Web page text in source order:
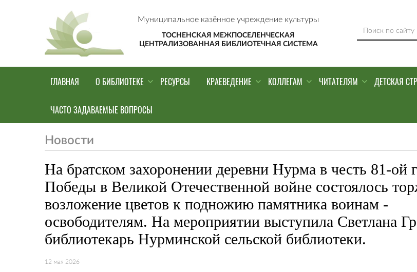
Муниципальное казённое учреждение культуры
ТОСНЕНСКАЯ МЕЖПОСЕЛЕНЧЕСКАЯ
ЦЕНТРАЛИЗОВАННАЯ БИБЛИОТЕЧНАЯ СИСТЕМА
ГЛАВНАЯ О БИБЛИОТЕКЕ РЕСУРСЫ КРАЕВЕДЕНИЕ КОЛЛЕГАМ ЧИТАТЕЛЯМ ДЕТСКАЯ
ЧАСТО ЗАДАВАЕМЫЕ ВОПРОСЫ
Новости
На братском захоронении деревни Нурма в честь 81-ой
Победы в Великой Отечественной войне состоялось
возложение цветов к подножию памятника воинам -
освободителям. На мероприятии выступила Светлана
библиотекарь Нурминской сельской библиотеки.
12 мая 2026